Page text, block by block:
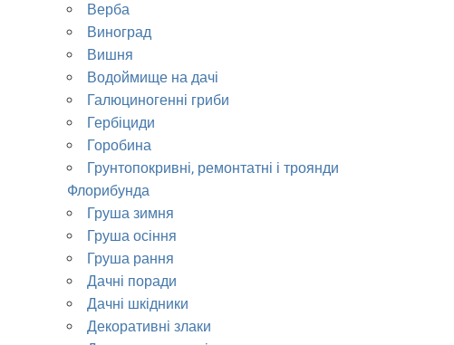
Верба
Виноград
Вишня
Водоймище на дачі
Галюциногенні гриби
Гербіциди
Горобина
Грунтопокривні, ремонтатні і троянди
Флорибунда
Груша зимня
Груша осіння
Груша рання
Дачні поради
Дачні шкідники
Декоративні злаки